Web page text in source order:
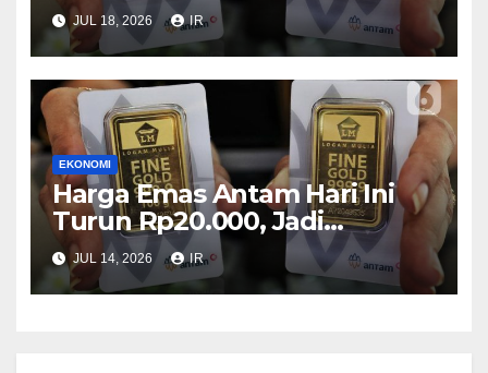
JUL 18, 2026 IR
EKONOMI
Harga Emas Antam Hari Ini
Turun Rp20.000, Jadi
Rp2.635.000 per Gram
JUL 14, 2026 IR